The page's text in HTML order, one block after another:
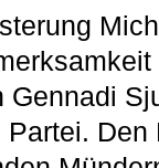
Den